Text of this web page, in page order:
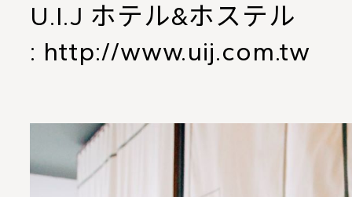
U.I.J ホテル&ホステル
: http://www.uij.com.tw